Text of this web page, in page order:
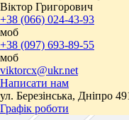
Віктор Григорович
+38 (066) 024-43-93
моб
+38 (097) 693-89-55
моб
viktorcx@ukr.net
Написати нам
ул. Березінська, Дніпро
Графік роботи